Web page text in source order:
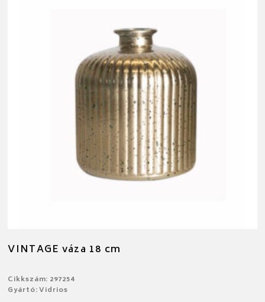
VINTAGE váza 18 cm
Cikkszám: 297254
Gyártó: Vidrios